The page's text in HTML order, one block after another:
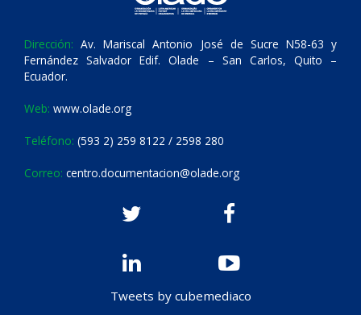
Dirección: Av. Mariscal Antonio José de Sucre N58-63 y
Fernández Salvador Edif. Olade – San Carlos, Quito –
Ecuador.
Web: www.olade.org
Teléfono: (593 2) 259 8122 / 2598 280
Correo: centro.documentacion@olade.org
Tweets by cubemediaco